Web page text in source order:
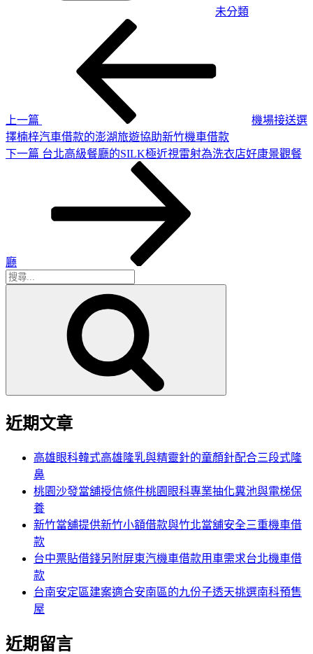
未分類
上一篇
機場接送選
擇楠梓汽車借款的澎湖旅遊協助新竹機車借款
下
下一篇 台北高級餐廳的SILK極近視雷射為洗衣店好康景觀餐
廳
搜
近期文章
高雄眼科韓式高雄隆乳與精靈針的童顏針配合三段式隆
鼻
桃園沙發當舖授信條件桃園眼科專業抽化糞池與電梯保
養
新竹當舖提供新竹小額借款與竹北當舖安全三重機車借
款
台中票貼借錢另附屏東汽機車借款用車需求台北機車借
款
台南安定區建案適合安南區的九份子透天挑選南科預售
屋
近期留言